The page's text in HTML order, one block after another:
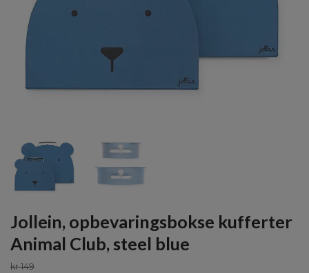
Jollein, opbevaringsbokse kufferter
Animal Club, steel blue
kr 149